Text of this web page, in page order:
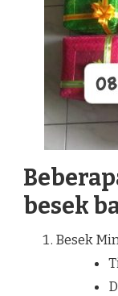
besek
Besek